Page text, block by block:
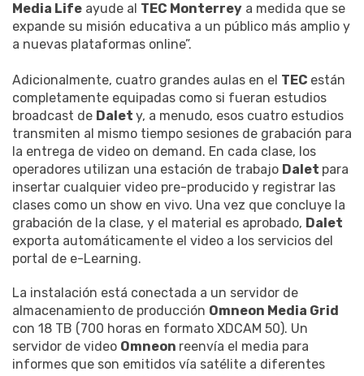
Media Life ayude al TEC Monterrey a medida que se
expande su misión educativa a un público más amplio y
a nuevas plataformas online”.
Adicionalmente, cuatro grandes aulas en el TEC están
completamente equipadas como si fueran estudios
broadcast de Dalet y, a menudo, esos cuatro estudios
transmiten al mismo tiempo sesiones de grabación para
la entrega de video on demand. En cada clase, los
operadores utilizan una estación de trabajo Dalet para
insertar cualquier video pre-producido y registrar las
clases como un show en vivo. Una vez que concluye la
grabación de la clase, y el material es aprobado, Dalet
exporta automáticamente el video a los servicios del
portal de e-Learning.
La instalación está conectada a un servidor de
almacenamiento de producción Omneon Media Grid
con 18 TB (700 horas en formato XDCAM 50). Un
servidor de video Omneon reenvía el media para
informes que son emitidos vía satélite a diferentes